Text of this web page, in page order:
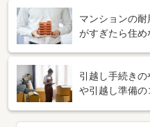
マンションの
がすぎたら住め
引越し手続き
や引越し準備の